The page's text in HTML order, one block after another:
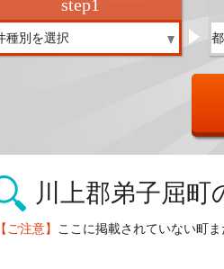
step1
川上郡弟子屈町
【ご注意】 ここに掲載されていない町